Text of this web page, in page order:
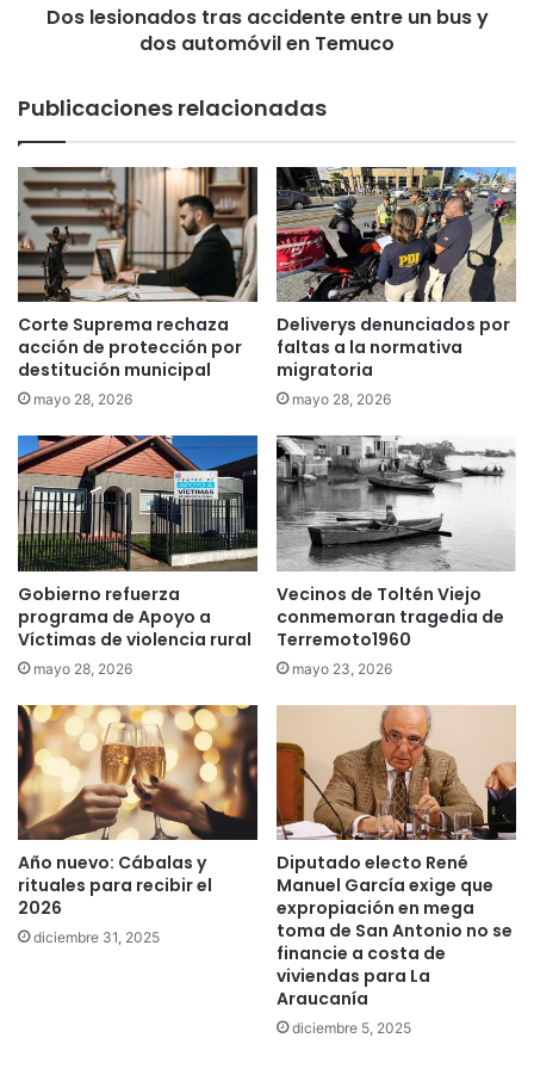
l
o
s
f
u
e
g
o
r
t
f
i
c
i
a
l
e
s
d
e
ñ
o
n
u
e
v
o
t
r
a
s
a
c
c
i
d
e
n
t
e
n
t
r
e
u
n
b
u
s
d
o
a
u
t
o
m
ó
v
Dos lesionados tras accidente entre un bus y
dos automóvil en Temuco
Publicaciones relacionadas
Corte Suprema rechaza
acción de protección por
destitución municipal
mayo 28, 2026
Deliverys denunciados por
faltas a la normativa
migratoria
mayo 28, 2026
Gobierno refuerza
programa de Apoyo a
Víctimas de violencia rural
mayo 28, 2026
Vecinos de Toltén Viejo
conmemoran tragedia de
Terremoto1960
mayo 23, 2026
Año nuevo: Cábalas y
rituales para recibir el
2026
diciembre 31, 2025
Diputado electo René
Manuel García exige que
expropiación en mega
toma de San Antonio no se
financie a costa de
viviendas para La
Araucanía
diciembre 5, 2025